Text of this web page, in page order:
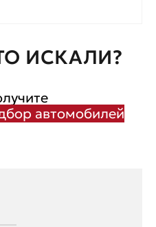
ИСКАЛИ?
автомобилей